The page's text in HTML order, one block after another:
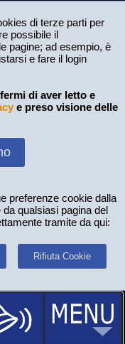
di terze parti per
possibile il
pagine; ad esempio, è
e fare il login
di aver letto e
e preso visione delle
preferenze cookie dalla
da qualsiasi pagina del
tramite da qui:
Rifiuta Cookie